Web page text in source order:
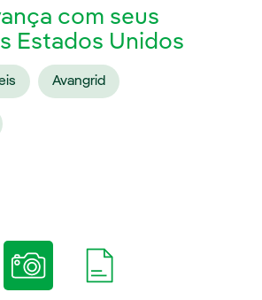
com seus
Estados Unidos
Avangrid